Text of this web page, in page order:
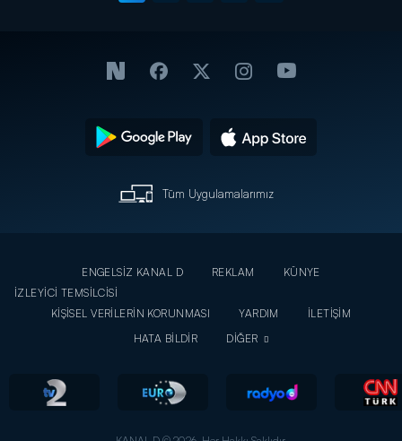
Tüm Uygulamalarımız
ENGELSİZ KANAL D REKLAM
KÜNYE
İZLEYİCİ TEMSİLCİSİ
KİŞİSEL VERİLERİN KORUNMASI
YARDIM
İLETİŞİM
HATA BİLDİR
DİĞER